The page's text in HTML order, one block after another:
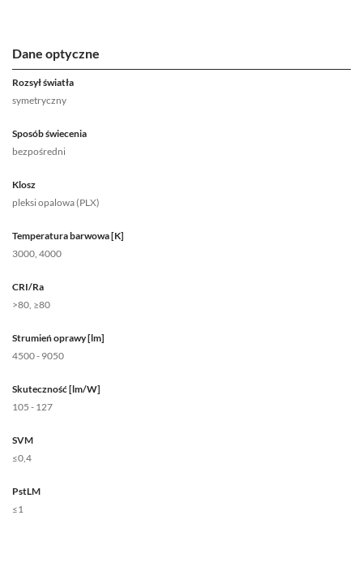
Dane optyczne
Rozsył światła
symetryczny
Sposób świecenia
bezpośredni
Klosz
pleksi opalowa (PLX)
Temperatura barwowa [K]
3000, 4000
CRI/Ra
>80, ≥80
Strumień oprawy [lm]
4500 - 9050
Skuteczność [lm/W]
105 - 127
SVM
≤0,4
PstLM
≤1